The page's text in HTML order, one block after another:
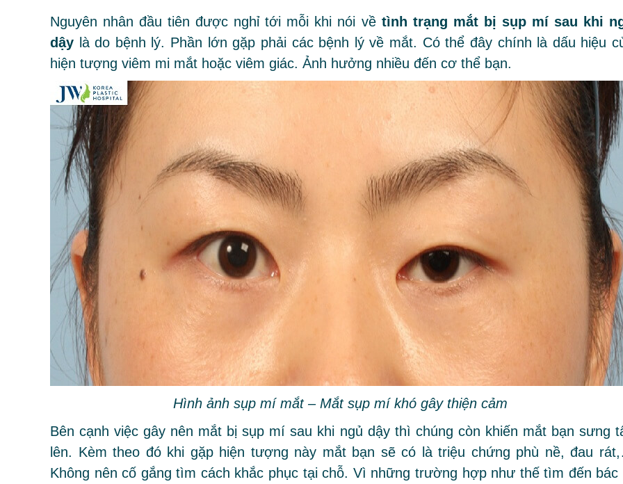
Nguyên nhân đầu tiên được nghỉ tới mỗi khi nói về tình trạng mắt bị sụp mí sau khi
dậy là do bệnh lý. Phần lớn gặp phải các bệnh lý về mắt. Có thể đây chính là dấu hiệu
hiện tượng viêm mi mắt hoặc viêm giác. Ảnh hưởng nhiều đến cơ thể bạn.
Hình ảnh sụp mí mắt – Mắt sụp mí khó gây thiện cảm
Bên cạnh việc gây nên mắt bị sụp mí sau khi ngủ dậy thì chúng còn khiến mắt bạn sưng
lên. Kèm theo đó khi gặp hiện tượng này mắt bạn sẽ có là triệu chứng phù nề, đau
Không nên cố gắng tìm cách khắc phục tại chỗ. Vì những trường hợp như thế tìm đến bác